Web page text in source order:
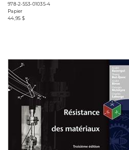
978-2-553-01035-4
Papier
44,95 $